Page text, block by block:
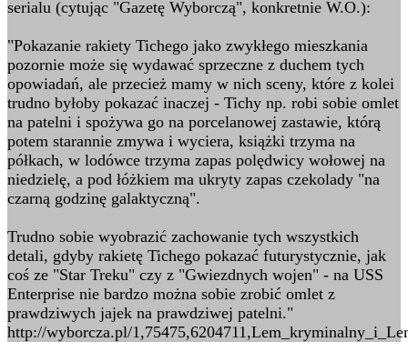
serialu (cytując "Gazetę Wyborczą", konkretnie W.O.):
"Pokazanie rakiety Tichego jako zwykłego mieszkania
pozornie może się wydawać sprzeczne z duchem tych
opowiadań, ale przecież mamy w nich sceny, które z kolei
trudno byłoby pokazać inaczej - Tichy np. robi sobie omlet
na patelni i spożywa go na porcelanowej zastawie, którą
potem starannie zmywa i wyciera, książki trzyma na
półkach, w lodówce trzyma zapas polędwicy wołowej na
niedzielę, a pod łóżkiem ma ukryty zapas czekolady "na
czarną godzinę galaktyczną".
Trudno sobie wyobrazić zachowanie tych wszystkich
detali, gdyby rakietę Tichego pokazać futurystycznie, jak
coś ze "Star Treku" czy z "Gwiezdnych wojen" - na USS
Enterprise nie bardzo można sobie zrobić omlet z
prawdziwych jajek na prawdziwej patelni."
http://wyborcza.pl/